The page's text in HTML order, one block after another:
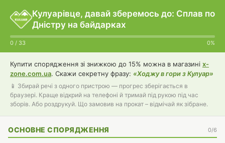
Кулуарівце, давай зберемось до: Сплав по
Дністру на байдарках
0 / 33 0%
Купити спорядження зі знижкою до 15% можна в магазині x-
zone.com.ua. Скажи секретну фразу: «Ходжу в гори з Кулуар»
📱 Збирай речі з одного пристрою — прогрес зберігається в
браузері. Краще відкрий на телефоні й тримай під рукою під час
зборів. Або роздрукуй. Що замовив на прокат – відмічай як зібране.
ОСНОВНЕ СПОРЯДЖЕННЯ 0/6